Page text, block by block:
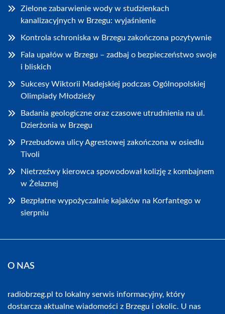
Zielone zabarwienie wody w studzienkach
kanalizacyjnych w Brzegu: wyjaśnienie
Kontrola schroniska w Brzegu zakończona pozytywnie
Fala upałów w Brzegu – zadbaj o bezpieczeństwo swoje
i bliskich
Sukcesy Wiktorii Madejskiej podczas Ogólnopolskiej
Olimpiady Młodzieży
Badania geologiczne oraz czasowe utrudnienia na ul.
Dzierżonia w Brzegu
Przebudowa ulicy Agrestowej zakończona w osiedlu
Tivoli
Nietrzeźwy kierowca spowodował kolizję z kombajnem
w Żelaznej
Bezpłatne wypożyczalnie kajaków na Korfantego w
sierpniu
O NAS
radiobrzeg.pl to lokalny serwis informacyjny, który
dostarcza aktualne wiadomości z Brzegu i okolic. U nas